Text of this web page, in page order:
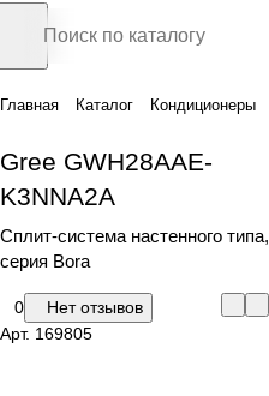
Главная Каталог Кондиционеры
Gree GWH28AAE-
K3NNA2A
Сплит-система настенного типа,
серия Bora
0
Нет отзывов
Арт. 169805